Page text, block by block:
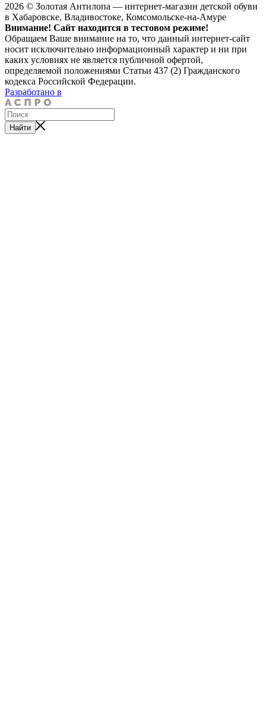
2026 © Золотая Антилопа — интернет-магазин детской обуви
в Хабаровске, Владивостоке, Комсомольске-на-Амуре
Внимание! Сайт находится в тестовом режиме!
Обращаем Ваше внимание на то, что данный интернет-сайт
носит исключительно информационный характер и ни при
каких условиях не является публичной офертой,
определяемой положениями Статьи 437 (2) Гражданского
кодекса Российской Федерации.
Разработано в
Найти